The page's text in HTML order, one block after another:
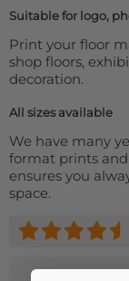
Suitable for logo,
Print your floor
shop floors,
decoration.
All sizes available
We have many
format prints and
ensures you
space.